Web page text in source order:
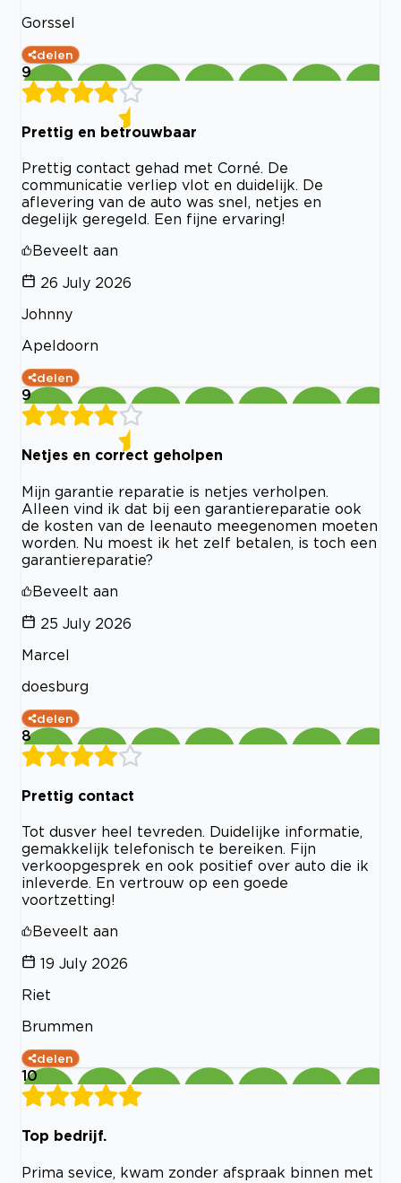
Gorssel
delen
9
Prettig en betrouwbaar
Prettig contact gehad met Corné. De
communicatie verliep vlot en duidelijk. De
aflevering van de auto was snel, netjes en
degelijk geregeld. Een fijne ervaring!
Beveelt aan
26 July 2026
Johnny
Apeldoorn
delen
9
Netjes en correct geholpen
Mijn garantie reparatie is netjes verholpen.
Alleen vind ik dat bij een garantiereparatie ook
de kosten van de leenauto meegenomen moeten
worden. Nu moest ik het zelf betalen, is toch een
garantiereparatie?
Beveelt aan
25 July 2026
Marcel
doesburg
delen
8
Prettig contact
Tot dusver heel tevreden. Duidelijke informatie,
gemakkelijk telefonisch te bereiken. Fijn
verkoopgesprek en ook positief over auto die ik
inleverde. En vertrouw op een goede
voortzetting!
Beveelt aan
19 July 2026
Riet
Brummen
delen
10
Top bedrijf.
Prima sevice, kwam zonder afspraak binnen met